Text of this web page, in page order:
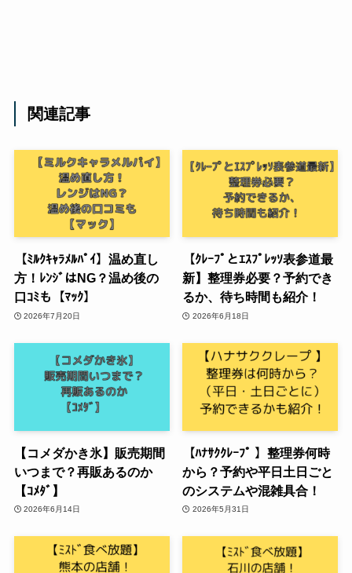
関連記事
【ﾐﾙｸｷｬﾗﾒﾙﾊﾟｲ】温め直し
方！ﾚﾝｼﾞはNG？温め後の
口ｺﾐも【ﾏｯｸ】
2026年7月20日
【ｸﾚｰﾌﾟとｴｽﾌﾟﾚｯｿ表参道最
新】整理券必要？予約でき
るか、待ち時間も紹介！
2026年6月18日
【コメダかき氷】販売期間
いつまで？再販あるのか
【ｺﾒﾀﾞ】
2026年6月14日
【ﾊﾅｻｸｸﾚｰﾌﾟ 】整理券何時
から？予約や平日土日ごと
のシステムや混雑具合！
2026年5月31日